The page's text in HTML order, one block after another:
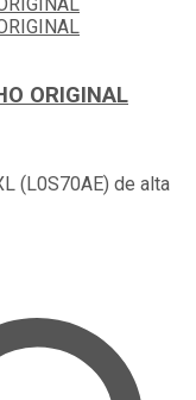
ORIGINAL
(L0S70AE) de alta